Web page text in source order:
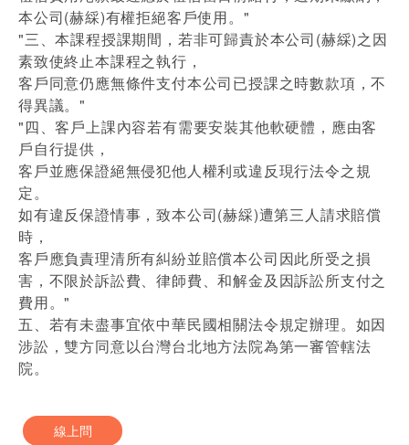
本公司(赫綵)有權拒絕客戶使用。"
"三、本課程授課期間，若非可歸責於本公司(赫綵)之因
素致使終止本課程之執行，
客戶同意仍應無條件支付本公司已授課之時數款項，不
得異議。"
"四、客戶上課內容若有需要安裝其他軟硬體，應由客
戶自行提供，
客戶並應保證絕無侵犯他人權利或違反現行法令之規
定。
如有違反保證情事，致本公司(赫綵)遭第三人請求賠償
時，
客戶應負責理清所有糾紛並賠償本公司因此所受之損
害，不限於訴訟費、律師費、和解金及因訴訟所支付之
費用。"
五、若有未盡事宜依中華民國相關法令規定辦理。如因
涉訟，雙方同意以台灣台北地方法院為第一審管轄法
院。
線上問